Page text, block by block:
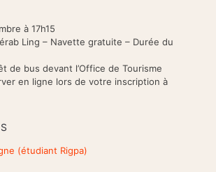
à 17h15
Ling – Navette gratuite – Durée du
de bus devant l’Office de Tourisme
en ligne lors de votre inscription à
(étudiant Rigpa)